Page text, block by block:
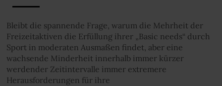
Bleibt die spannende Frage, warum die Mehrheit der
Freizeitaktiven die Erfüllung ihrer „Basic needs“ durch
Sport in moderaten Ausmaßen findet, aber eine
wachsende Minderheit innerhalb immer kürzer
werdender Zeitintervalle immer extremere
Herausforderungen für ihre